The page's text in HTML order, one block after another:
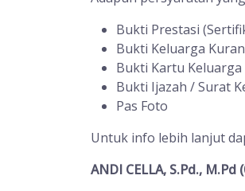
Bukti Prestasi
Bukti Keluarga
Bukti Kartu Keluarga
Bukti Ijazah / Surat
Pas Foto
Untuk info lebih lanjut
ANDI CELLA, S.Pd., M.Pd